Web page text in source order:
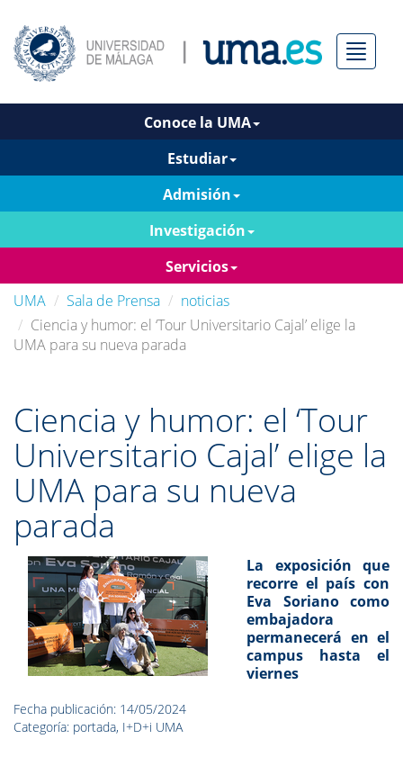
Menú
Conoce la UMA
Estudiar
Admisión
Investigación
Servicios
UMA
Sala de Prensa
noticias
Ciencia y humor: el ‘Tour Universitario Cajal’ elige la
UMA para su nueva parada
Ciencia y humor: el ‘Tour
Universitario Cajal’ elige la
UMA para su nueva
parada
La exposición que
recorre el país con
Eva Soriano como
embajadora
permanecerá en el
campus hasta el
viernes
Fecha publicación: 14/05/2024
Categoría: portada, I+D+i UMA